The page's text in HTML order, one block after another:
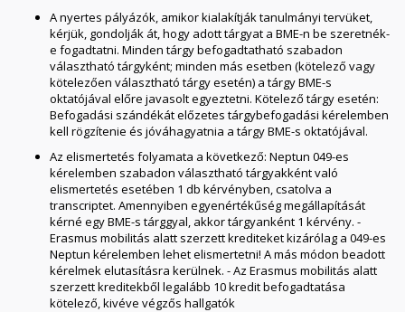
A nyertes pályázók, amikor kialakítják tanulmányi tervüket,
kérjük, gondolják át, hogy adott tárgyat a BME-n be szeretnék-
e fogadtatni. Minden tárgy befogadtatható szabadon
választható tárgyként; minden más esetben (kötelező vagy
kötelezően választható tárgy esetén) a tárgy BME-s
oktatójával előre javasolt egyeztetni. Kötelező tárgy esetén:
Befogadási szándékát előzetes tárgybefogadási kérelemben
kell rögzítenie és jóváhagyatnia a tárgy BME-s oktatójával.
Az elismertetés folyamata a következő: Neptun 049-es
kérelemben szabadon választható tárgyakként való
elismertetés esetében 1 db kérvényben, csatolva a
transcriptet. Amennyiben egyenértékűség megállapítását
kérné egy BME-s tárggyal, akkor tárgyanként 1 kérvény. -
Erasmus mobilitás alatt szerzett krediteket kizárólag a 049-es
Neptun kérelemben lehet elismertetni! A más módon beadott
kérelmek elutasításra kerülnek. - Az Erasmus mobilitás alatt
szerzett kreditekből legalább 10 kredit befogadtatása
kötelező, kivéve végzős hallgatók